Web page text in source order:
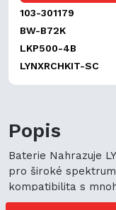
103-301179
BW-B72K
LKP500-4B
LYNXRCHKIT-SC
Popis
Baterie Nahrazuje
pro široké
kompatibilita s
cenově výhodné